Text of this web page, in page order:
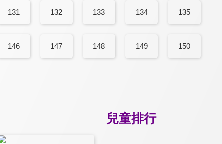
131 132 133 134 135
146 147 148 149 150
兒童排行